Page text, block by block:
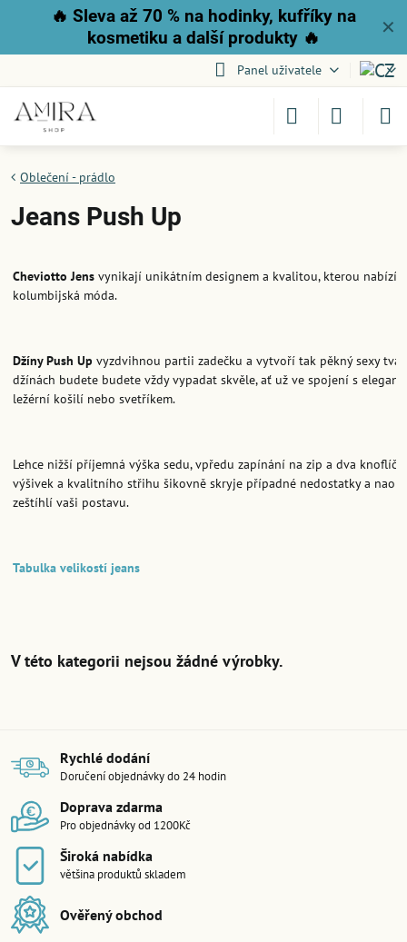
✕
🔥 Sleva až 70 % na hodinky, kufříky na
kosmetiku a další produkty 🔥
Panel uživatele
Oblečení - prádlo
Jeans Push Up
Cheviotto Jens vynikají unikátním designem a kvalitou, kterou nabízí
kolumbijská móda.
Džíny Push Up vyzdvihnou partii zadečku a vytvoří tak pěkný sexy
džínách budete budete vždy vypadat skvěle, ať už ve spojení s
ležérní košilí nebo svetříkem.
Lehce nižší příjemná výška sedu, vpředu zapínání na zip a dva
výšivek a kvalitního střihu šikovně skryje případné nedostatky a
zeštíhlí vaši postavu.
Tabulka velikostí jeans
Rychlé dodání
Doručení objednávky do 24 hodin
Doprava zdarma
Pro objednávky od 1200Kč
Široká nabídka
většina produktů skladem
Ověřený obchod